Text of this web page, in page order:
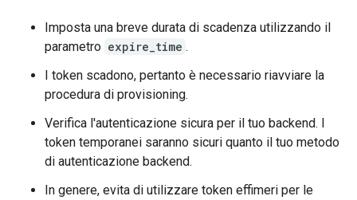
Imposta una breve durata di scadenza utilizzando il
parametro expire_time .
I token scadono, pertanto è necessario riavviare la
procedura di provisioning.
Verifica l'autenticazione sicura per il tuo backend. I
token temporanei saranno sicuri quanto il tuo metodo
di autenticazione backend.
In genere, evita di utilizzare token effimeri per le